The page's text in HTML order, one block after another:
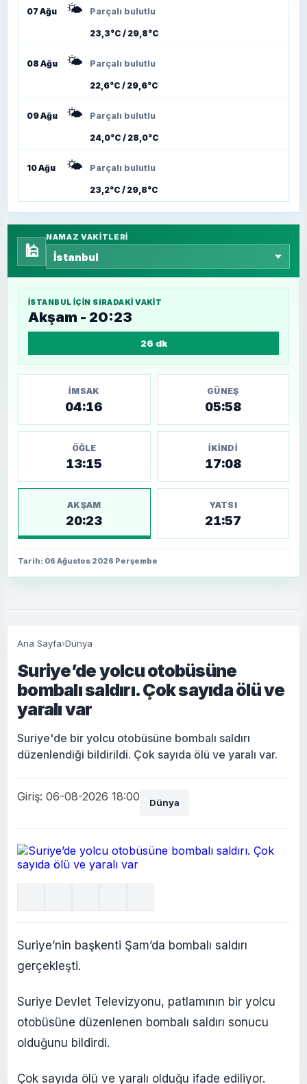
07 Ağu 🌤️ Parçalı bulutlu
23,3°C / 29,8°C
08 Ağu 🌤️ Parçalı bulutlu
22,6°C / 29,6°C
09 Ağu 🌤️ Parçalı bulutlu
24,0°C / 28,0°C
10 Ağu 🌤️ Parçalı bulutlu
23,2°C / 29,8°C
🕌
NAMAZ VAKITLERI
İSTANBUL IÇIN SIRADAKI VAKIT
Akşam - 20:23
26 dk
İMSAK
04:16
GÜNEŞ
05:58
ÖĞLE
13:15
İKINDI
17:08
AKŞAM
20:23
YATSI
21:57
Tarih: 06 Ağustos 2026 Perşembe
Ana Sayfa›Dünya
Suriye’de yolcu otobüsüne
bombalı saldırı. Çok sayıda ölü ve
yaralı var
Suriye'de bir yolcu otobüsüne bombalı saldırı
düzenlendiği bildirildi. Çok sayıda ölü ve yaralı var.
Giriş: 06-08-2026 18:00 Dünya
Suriye’nin başkenti Şam’da bombalı saldırı
gerçekleşti.
Suriye Devlet Televizyonu, patlamının bir yolcu
otobüsüne düzenlenen bombalı saldırı sonucu
olduğunu bildirdi.
Çok sayıda ölü ve yaralı olduğu ifade ediliyor.